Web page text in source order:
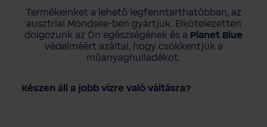
Termékeinket a lehető legfenntarthatóbban, az
ausztriai Mondsee-ben gyártjuk. Elkötelezetten
dolgozunk az Ön egészségének és a Planet Blue
védelméért azáltal, hogy csökkentjük a
műanyaghulladékot.
Készen áll a jobb vízre való váltásra?